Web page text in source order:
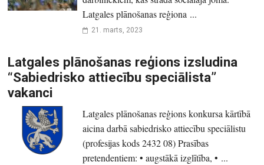
Latgales plānošanas reģiona ...
21. marts, 2023
Latgales plānošanas reģions izsludina
“Sabiedrisko attiecību speciālista”
vakanci
Latgales plānošanas reģions konkursa kārtībā
aicina darbā sabiedrisko attiecību speciālistu
(profesijas kods 2432 08) Prasības
pretendentiem: • augstākā izglītība, • ...